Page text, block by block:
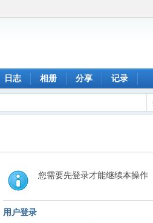
日志 相册 分享 记录
您需要先登录才能继续本操作
用户登录